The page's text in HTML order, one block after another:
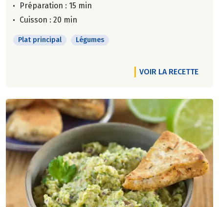
Préparation : 15 min
Cuisson : 20 min
Plat principal Légumes
VOIR LA RECETTE